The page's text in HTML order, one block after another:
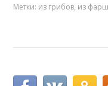
Метки: из грибов, из